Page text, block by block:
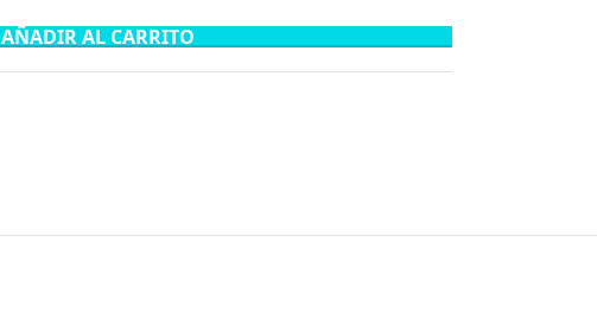
AÑADIR AL CARRITO